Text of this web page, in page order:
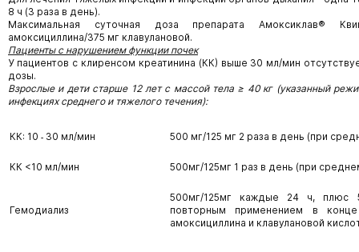
8 ч (3 раза в день).
Максимальная суточная доза препарата Амоксиклав®
амоксициллина/375 мг клавулановой.
Пациенты с нарушением функции почек
У пациентов с клиренсом креатинина (КК) выше 30 мл/мин
дозы.
Взрослые и дети старше 12 лет с массой тела ≥ 40 кг (указанный
инфекциях среднего и тяжелого течения):
КК: 10 ˗ 30 мл/мин 500 мг/125 мг 2 раза в день (при
КК <10 мл/мин 500мг/125мг 1 раз в день (при
Гемодиализ
500мг/125мг каждые 24 ч, плюс
повторным применением в
амоксициллина и клавулановой